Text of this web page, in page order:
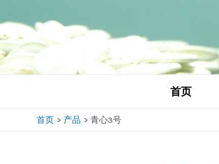
至
内
容
首页
首页 产品 青心3号